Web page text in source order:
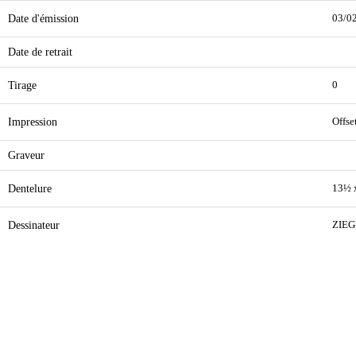
Date d'émission 03/
Date de retrait
Tirage 0
Impression
Graveur
Dentelure 13½
Dessinateur